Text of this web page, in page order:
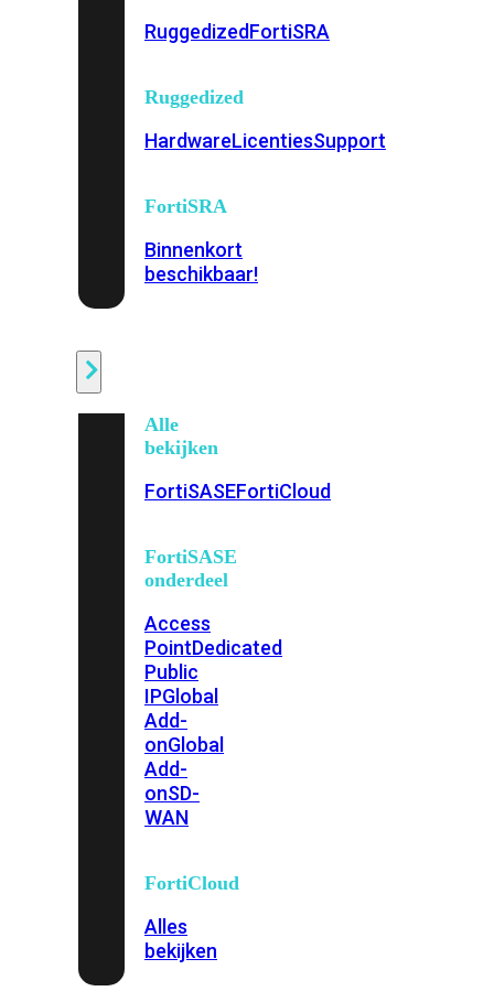
RuggedizedFortiSRA
Ruggedized
HardwareLicentiesSupport
FortiSRA
Binnenkort
beschikbaar!
Alle
bekijken
FortiSASEFortiCloud
FortiSASE
onderdeel
Access
PointDedicated
Public
IPGlobal
Add-
onGlobal
Add-
onSD-
WAN
FortiCloud
Alles
bekijken